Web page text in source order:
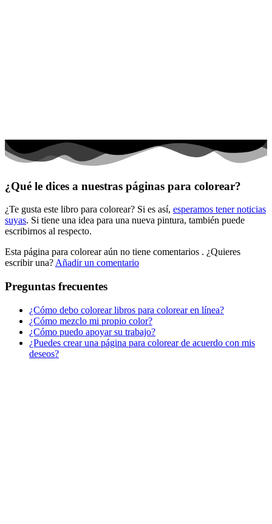
Transporte
Libros para colorear para niños
Nezaradené
Sin categorizar
¿Qué le dices a nuestras páginas para colorear?
¿Te gusta este libro para colorear? Si es así, esperamos tener noticias
suyas. Si tiene una idea para una nueva pintura, también puede
escribirnos al respecto.
Esta página para colorear aún no tiene comentarios . ¿Quieres
escribir una? Añadir un comentario
Preguntas frecuentes
¿Cómo debo colorear libros para colorear en línea?
¿Cómo mezclo mi propio color?
¿Cómo puedo apoyar su trabajo?
¿Puedes crear una página para colorear de acuerdo con mis
deseos?